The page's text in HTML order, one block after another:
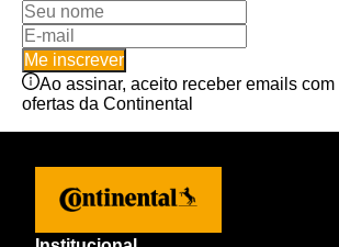
Me inscrever
Ao assinar, aceito receber emails
ofertas da Continental